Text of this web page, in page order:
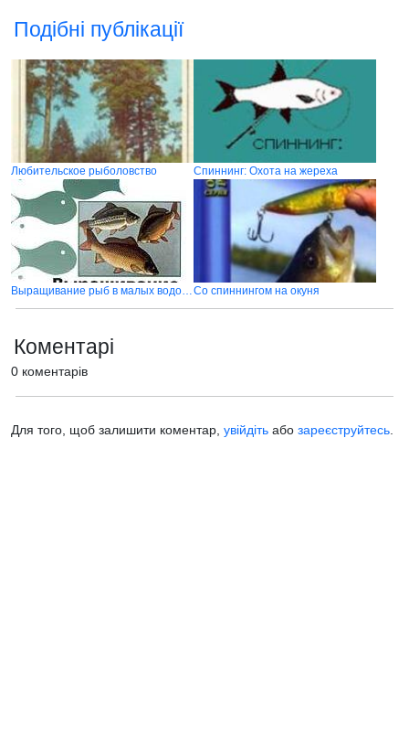
Подібні публікації
Любительское рыболовство Спиннинг: Охота на жереха
Выращивание рыб в малых водоемахСо спиннингом на окуня
Коментарі
0 коментарів
Для того, щоб залишити коментар, увійдіть або зареєструйтесь